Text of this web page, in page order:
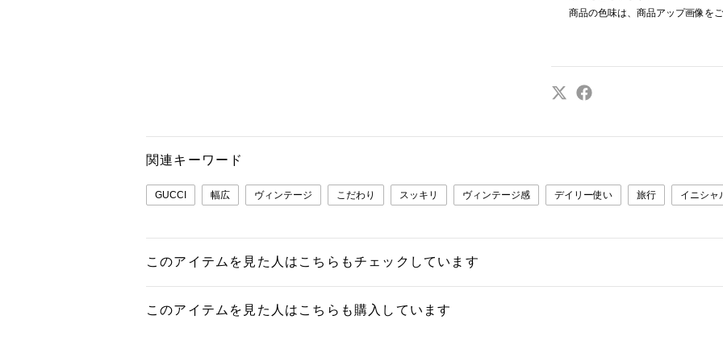
商品の色味は、商品アップ画像をご
関連キーワード
GUCCI 幅広 ヴィンテージ こだわり スッキリ ヴィンテージ感 デイリー使い 旅行 イニシャ
このアイテムを見た人はこちらもチェックしています
このアイテムを見た人はこちらも購入しています